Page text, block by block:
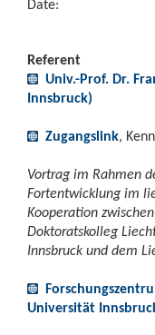
Date:
Referent
Univ.-Prof. Dr.
Innsbruck)
Zugangslink,
Vortrag im Rahmen
Fortentwicklung im
Kooperation
Doktoratskolleg
Innsbruck und dem
Universität